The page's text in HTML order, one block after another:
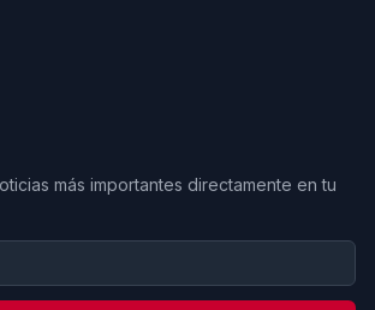
más importantes directamente en tu